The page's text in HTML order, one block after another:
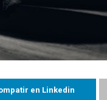
en Linkedin